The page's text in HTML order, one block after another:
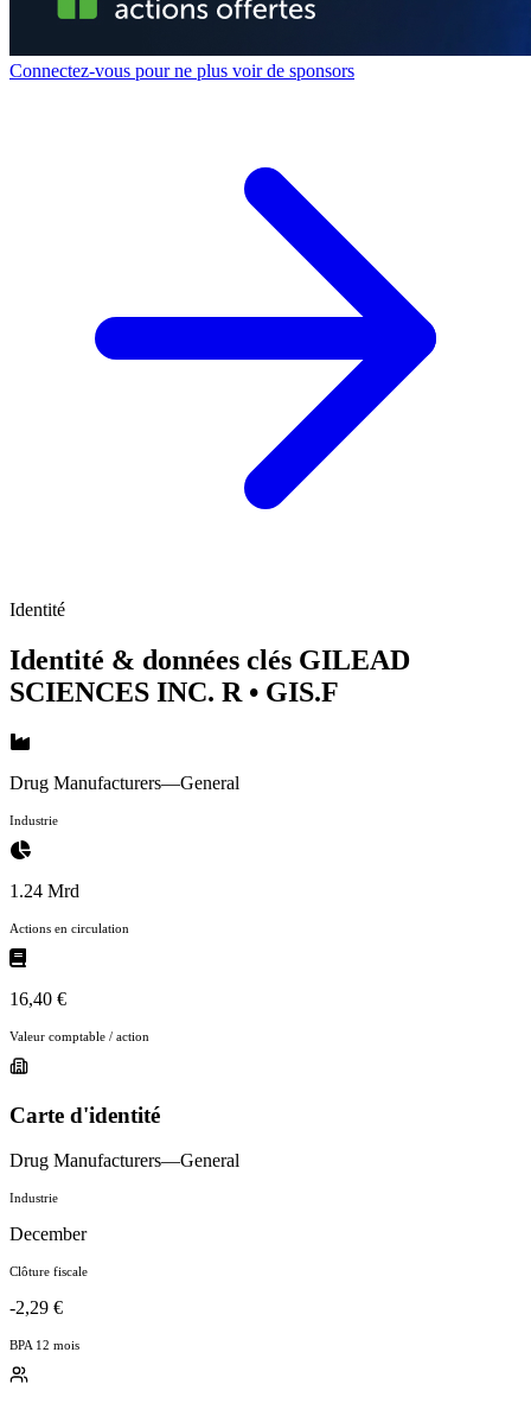
Connectez-vous pour ne plus voir de sponsors
Identité
Identité & données clés GILEAD
SCIENCES INC. R • GIS.F
Drug Manufacturers—General
Industrie
1.24 Mrd
Actions en circulation
16,40 €
Valeur comptable / action
Carte d'identité
Drug Manufacturers—General
Industrie
December
Clôture fiscale
-2,29 €
BPA 12 mois